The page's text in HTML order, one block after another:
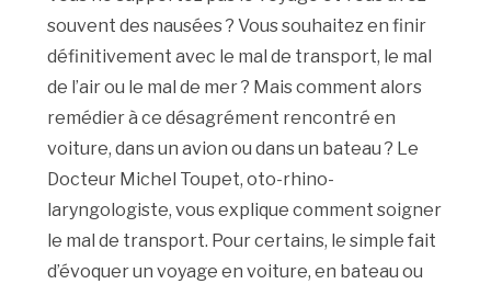
souvent des nausées ? Vous souhaitez en finir
définitivement avec le mal de transport, le mal
de l’air ou le mal de mer ? Mais comment alors
remédier à ce désagrément rencontré en
voiture, dans un avion ou dans un bateau ? Le
Docteur Michel Toupet, oto-rhino-
laryngologiste, vous explique comment soigner
le mal de transport. Pour certains, le simple fait
d’évoquer un voyage en voiture, en bateau ou